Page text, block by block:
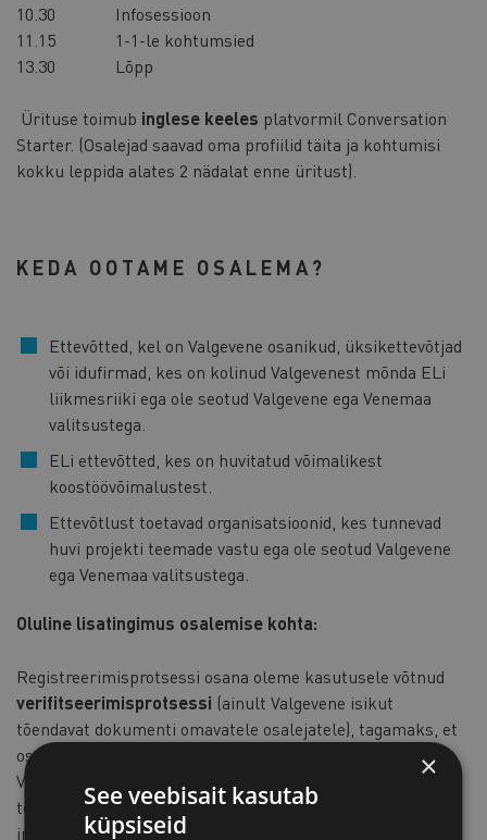
10.30
Infosessioon
11.15
1-1-le kohtumsied
13.30
Lõpp
Ürituse toimub inglese keeles platvormil Conversation
Starter. (Osalejad saavad oma profiilid täita ja kohtumisi
kokku leppida alates 2 nädalat enne üritust).
KEDA OOTAME OSALEMA?
Ettevõtted, kel on Valgevene osanikud, üksikettevõtjad
või idufirmad, kes on kolinud Valgevenest mõnda ELi
liikmesriiki ega ole seotud Valgevene ega Venemaa
valitsustega.
ELi ettevõtted, kes on huvitatud võimalikest
koostöövõimalustest.
Ettevõtlust toetavad organisatsioonid, kes tunnevad
huvi projekti teemade vastu ega ole seotud Valgevene
ega Venemaa valitsustega.
Oluline lisatingimus osalemise kohta:
Registreerimisprotsessi osana oleme kasutusele võtnud
verifitseerimisprotsessi (ainult Valgevene isikut
tõendavat dokumenti omavatele osalejatele), tagamaks, et
osalejad on kooskõlas projekti demokraatlike väärtustega.
Verifitseerimine aitab kinnitada, et Valgevene isikut
tõendava dokumendiga osalejad jagavad demokraatia,
inimõiguste ja õigusriigi põhimõtteid.
×
See veebisait kasutab
küpsiseid